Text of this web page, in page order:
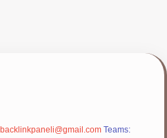
backlinkpaneli@gmail.com Teams: